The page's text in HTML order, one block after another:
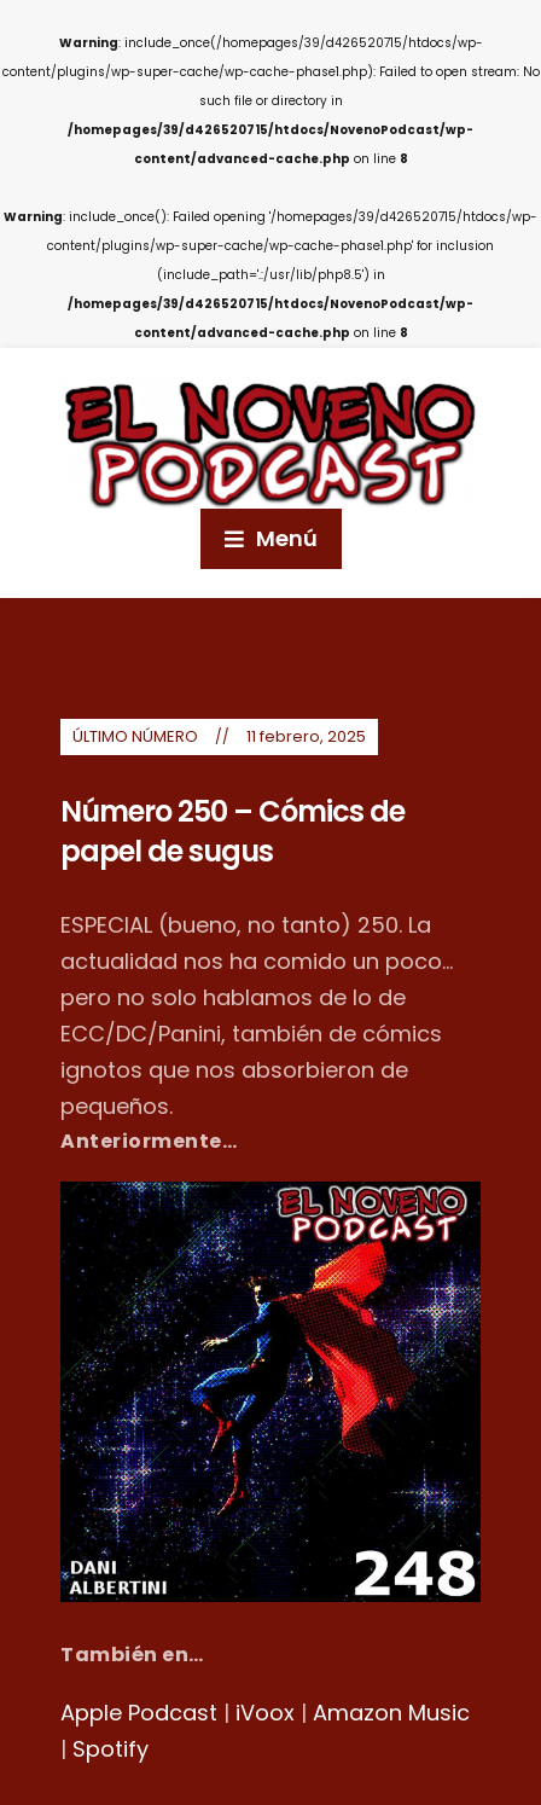
Warning: include_once(/homepages/39/d426520715/htdocs/wp-
content/plugins/wp-super-cache/wp-cache-phase1.php): Failed to open stream: No
such file or directory in
/homepages/39/d426520715/htdocs/NovenoPodcast/wp-
content/advanced-cache.php on line 8
Warning: include_once(): Failed opening '/homepages/39/d426520715/htdocs/wp-
content/plugins/wp-super-cache/wp-cache-phase1.php' for inclusion
(include_path='.:/usr/lib/php8.5') in
/homepages/39/d426520715/htdocs/NovenoPodcast/wp-
content/advanced-cache.php on line 8
Menú
ÚLTIMO NÚMERO 11 febrero, 2025
Número 250 – Cómics de
papel de sugus
ESPECIAL (bueno, no tanto) 250. La
actualidad nos ha comido un poco...
pero no solo hablamos de lo de
ECC/DC/Panini, también de cómics
ignotos que nos absorbieron de
pequeños.
Anteriormente…
También en…
Apple Podcast | iVoox | Amazon Music
| Spotify